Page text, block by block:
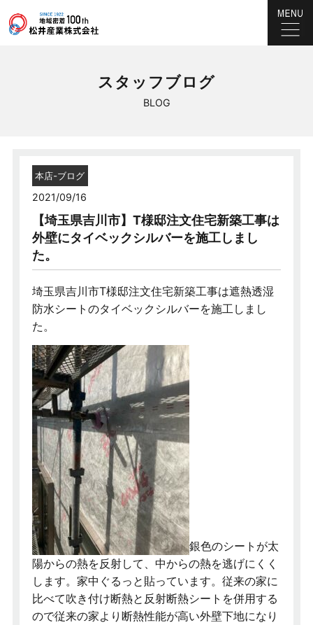
BLOG
スタッフブログ
本店-ブログ
2021/09/16
【埼玉県吉川市】T様邸注文住宅新築工事は
外壁にタイベックシルバーを施工しまし
た。
埼玉県吉川市T様邸注文住宅新築工事は遮熱透湿
防水シートのタイベックシルバーを施工しまし
た。
銀色のシートが太
陽からの熱を反射して、中からの熱を逃げにくく
します。家中ぐるっと貼っています。従来の家に
比べて吹き付け断熱と反射断熱シートを併用する
ので従来の家より断熱性能が高い外壁下地になり